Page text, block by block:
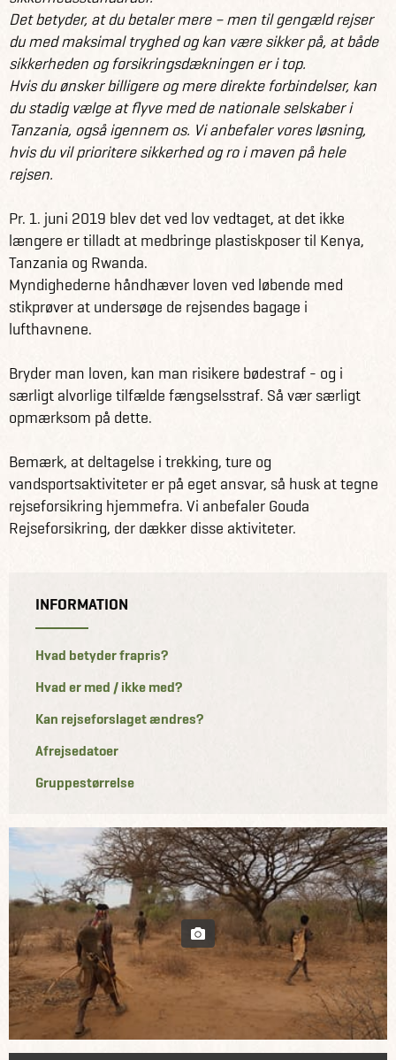
Det betyder, at du betaler mere – men til gengæld rejser
du med maksimal tryghed og kan være sikker på, at både
sikkerheden og forsikringsdækningen er i top.
Hvis du ønsker billigere og mere direkte forbindelser, kan
du stadig vælge at flyve med de nationale selskaber i
Tanzania, også igennem os. Vi anbefaler vores løsning,
hvis du vil prioritere sikkerhed og ro i maven på hele
rejsen.
Pr. 1. juni 2019 blev det ved lov vedtaget, at det ikke
længere er tilladt at medbringe plastiskposer til Kenya,
Tanzania og Rwanda.
Myndighederne håndhæver loven ved løbende med
stikprøver at undersøge de rejsendes bagage i
lufthavnene.
Bryder man loven, kan man risikere bødestraf - og i
særligt alvorlige tilfælde fængselsstraf. Så vær særligt
opmærksom på dette.
Bemærk, at deltagelse i trekking, ture og
vandsportsaktiviteter er på eget ansvar, så husk at tegne
rejseforsikring hjemmefra. Vi anbefaler Gouda
Rejseforsikring, der dækker disse aktiviteter.
INFORMATION
Hvad betyder frapris?
Hvad er med / ikke med?
Kan rejseforslaget ændres?
Afrejsedatoer
Gruppestørrelse